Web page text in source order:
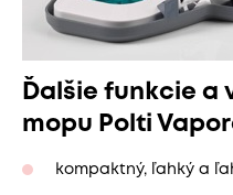
Ďalšie funkcie a
mopu Polti
kompaktný, ľahký a